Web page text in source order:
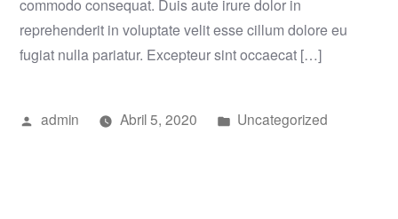
commodo consequat. Duis aute irure dolor in
reprehenderit in voluptate velit esse cillum dolore eu
fugiat nulla pariatur. Excepteur sint occaecat […]
Publicado
admin Abril 5, 2020
Publicado
Uncategorized